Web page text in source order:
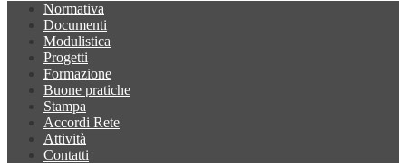
Normativa
Documenti
Modulistica
Progetti
Formazione
Buone pratiche
Stampa
Accordi Rete
Attività
Contatti